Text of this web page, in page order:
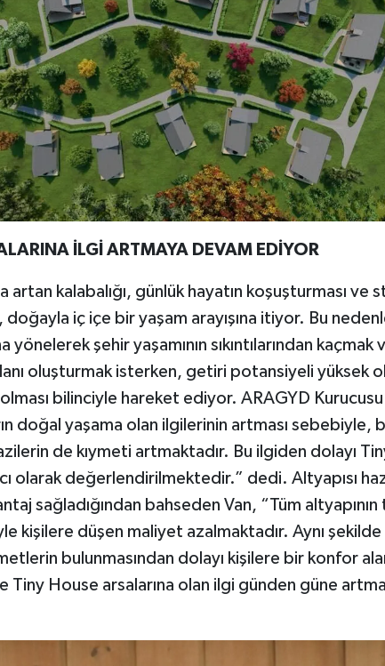
İLGİ ARTMAYA DEVAM EDİYOR
artan kalabalığı, günlük hayatın koşuşturması ve
doğayla iç içe bir yaşam arayışına itiyor. Bu
yönelerek şehir yaşamının sıkıntılarından kaçmak
oluşturmak isterken, getiri potansiyeli yüksek
olması bilinciyle hareket ediyor. ARAGYD
doğal yaşama olan ilgilerinin artması sebebiyle,
de kıymeti artmaktadır. Bu ilgiden dolayı
olarak değerlendirilmektedir.” dedi. Altyapısı
sağladığından bahseden Van, “Tüm
kişilere düşen maliyet azalmaktadır. Aynı
bulunmasından dolayı kişilere bir konfor
Tiny House arsalarına olan ilgi günden güne